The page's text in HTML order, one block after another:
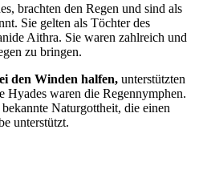
brachten den Regen und sind als
Sie gelten als Töchter des
Aithra. Sie waren zahlreich und
zu bringen.
den Winden halfen, unterstützten
Hyades waren die Regennymphen.
Naturgottheit, die einen
unterstützt.